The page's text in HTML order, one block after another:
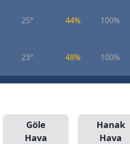
25° 44% 100%
23° 48% 100%
Göle
Hava
Hanak
Hava